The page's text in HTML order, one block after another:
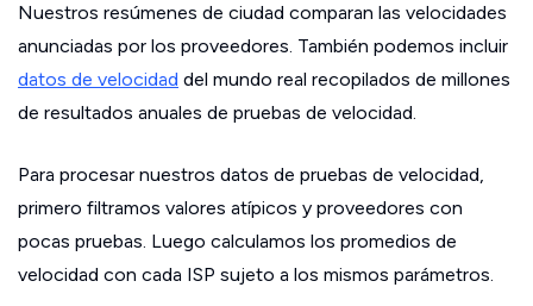
Nuestros resúmenes de ciudad comparan las velocidades
anunciadas por los proveedores. También podemos incluir
datos de velocidad del mundo real recopilados de millones
de resultados anuales de pruebas de velocidad.
Para procesar nuestros datos de pruebas de velocidad,
primero filtramos valores atípicos y proveedores con
pocas pruebas. Luego calculamos los promedios de
velocidad con cada ISP sujeto a los mismos parámetros.